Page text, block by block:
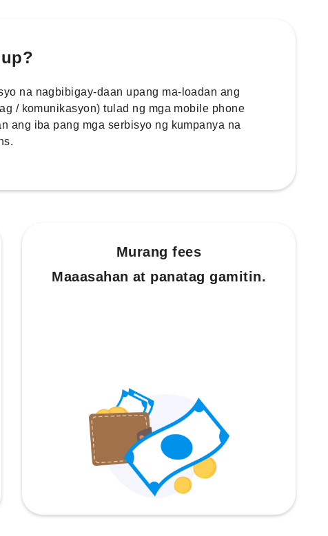
na nagbibigay-daan upang ma-loadan ang
/ komunikasyon) tulad ng mga mobile phone
ang iba pang mga serbisyo ng kumpanya na
Murang fees
Maaasahan at panatag gamitin.